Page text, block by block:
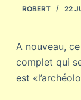
n
u
ROBERT 22
A nouveau,
complet qui
est